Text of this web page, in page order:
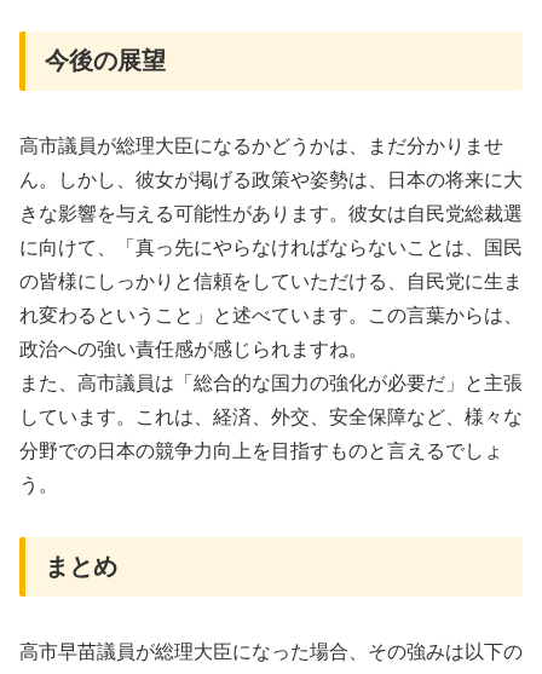
今後の展望
高市議員が総理大臣になるかどうかは、まだ分かりませ
ん。しかし、彼女が掲げる政策や姿勢は、日本の将来に大
きな影響を与える可能性があります。彼女は自民党総裁選
に向けて、「真っ先にやらなければならないことは、国民
の皆様にしっかりと信頼をしていただける、自民党に生ま
れ変わるということ」と述べています。この言葉からは、
政治への強い責任感が感じられますね。
また、高市議員は「総合的な国力の強化が必要だ」と主張
しています。これは、経済、外交、安全保障など、様々な
分野での日本の競争力向上を目指すものと言えるでしょ
う。
まとめ
高市早苗議員が総理大臣になった場合、その強みは以下の